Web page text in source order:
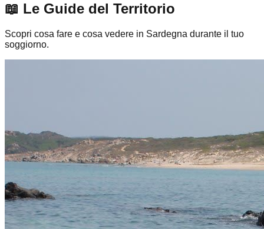
📖 Le Guide del Territorio
Scopri cosa fare e cosa vedere in Sardegna durante il tuo
soggiorno.